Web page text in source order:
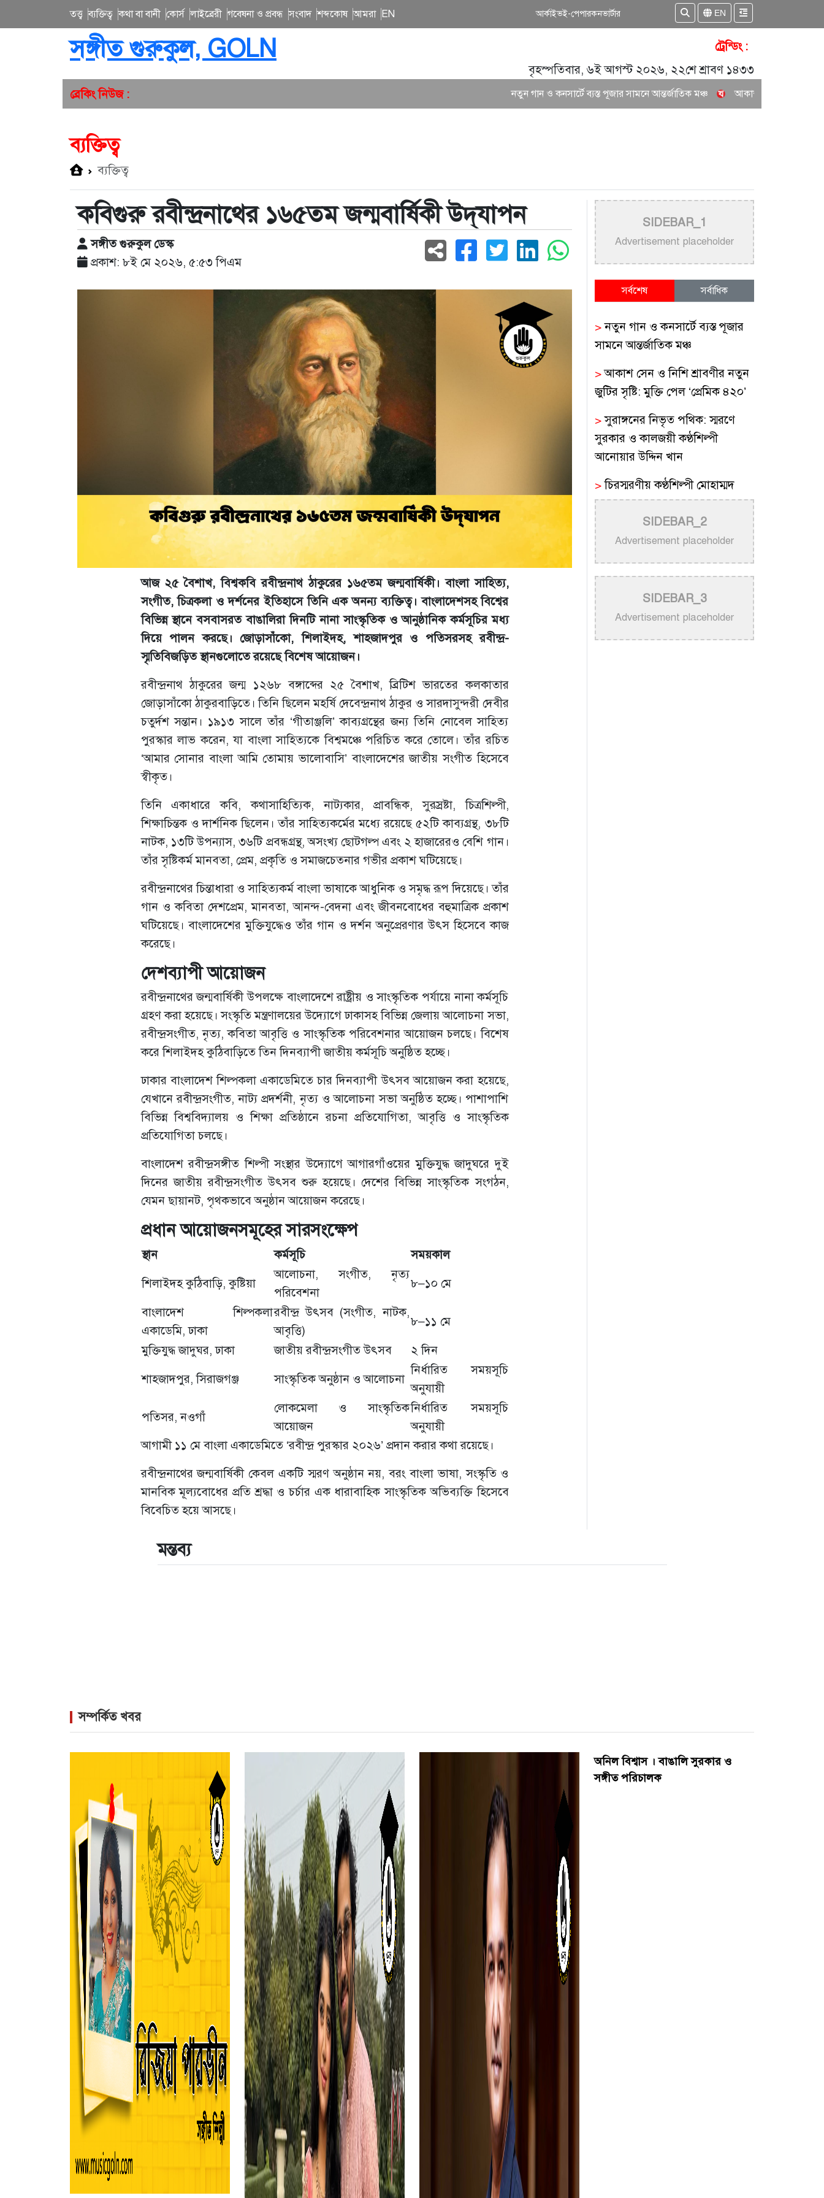
তত্ত্ব ব্যক্তিত্ব কথা বা বানী কোর্স লাইব্রেরী গবেষনা ও প্রবন্ধ সংবাদ শব্দকোষ আমরা EN আর্কাইভই-পেপারকনভার্টার EN
সঙ্গীত গুরুকুল, GOLN
ট্রেন্ডিং :
বৃহস্পতিবার, ৬ই আগস্ট ২০২৬, ২২শে শ্রাবণ ১৪৩৩
ব্রেকিং নিউজ :
নতুন গান ও কনসার্টে ব্যস্ত পূজার সামনে আন্তর্জাতিক মঞ্চ আকাশ সেন ও নিশি শ্রাবণীর নতুন জুটির
ব্যক্তিত্ব
ব্যক্তিত্ব
কবিগুরু রবীন্দ্রনাথের ১৬৫তম জন্মবার্ষিকী উদ্‌যাপন
সঙ্গীত গুরুকুল ডেস্ক
প্রকাশ: ৮ই মে ২০২৬, ৫:৫৩ পিএম
আজ ২৫ বৈশাখ, বিশ্বকবি রবীন্দ্রনাথ ঠাকুরের ১৬৫তম জন্মবার্ষিকী। বাংলা সাহিত্য,
সংগীত, চিত্রকলা ও দর্শনের ইতিহাসে তিনি এক অনন্য ব্যক্তিত্ব। বাংলাদেশসহ বিশ্বের
বিভিন্ন স্থানে বসবাসরত বাঙালিরা দিনটি নানা সাংস্কৃতিক ও আনুষ্ঠানিক কর্মসূচির মধ্য
দিয়ে পালন করছে। জোড়াসাঁকো, শিলাইদহ, শাহজাদপুর ও পতিসরসহ রবীন্দ্র-
স্মৃতিবিজড়িত স্থানগুলোতে রয়েছে বিশেষ আয়োজন।
রবীন্দ্রনাথ ঠাকুরের জন্ম ১২৬৮ বঙ্গাব্দের ২৫ বৈশাখ, ব্রিটিশ ভারতের কলকাতার
জোড়াসাঁকো ঠাকুরবাড়িতে। তিনি ছিলেন মহর্ষি দেবেন্দ্রনাথ ঠাকুর ও সারদাসুন্দরী দেবীর
চতুর্দশ সন্তান। ১৯১৩ সালে তাঁর ‘গীতাঞ্জলি’ কাব্যগ্রন্থের জন্য তিনি নোবেল সাহিত্য
পুরস্কার লাভ করেন, যা বাংলা সাহিত্যকে বিশ্বমঞ্চে পরিচিত করে তোলে। তাঁর রচিত
‘আমার সোনার বাংলা আমি তোমায় ভালোবাসি’ বাংলাদেশের জাতীয় সংগীত হিসেবে
স্বীকৃত।
তিনি একাধারে কবি, কথাসাহিত্যিক, নাট্যকার, প্রাবন্ধিক, সুরস্রষ্টা, চিত্রশিল্পী,
শিক্ষাচিন্তক ও দার্শনিক ছিলেন। তাঁর সাহিত্যকর্মের মধ্যে রয়েছে ৫২টি কাব্যগ্রন্থ, ৩৮টি
নাটক, ১৩টি উপন্যাস, ৩৬টি প্রবন্ধগ্রন্থ, অসংখ্য ছোটগল্প এবং ২ হাজারেরও বেশি গান।
তাঁর সৃষ্টিকর্ম মানবতা, প্রেম, প্রকৃতি ও সমাজচেতনার গভীর প্রকাশ ঘটিয়েছে।
রবীন্দ্রনাথের চিন্তাধারা ও সাহিত্যকর্ম বাংলা ভাষাকে আধুনিক ও সমৃদ্ধ রূপ দিয়েছে। তাঁর
গান ও কবিতা দেশপ্রেম, মানবতা, আনন্দ-বেদনা এবং জীবনবোধের বহুমাত্রিক প্রকাশ
ঘটিয়েছে। বাংলাদেশের মুক্তিযুদ্ধেও তাঁর গান ও দর্শন অনুপ্রেরণার উৎস হিসেবে কাজ
করেছে।
দেশব্যাপী আয়োজন
রবীন্দ্রনাথের জন্মবার্ষিকী উপলক্ষে বাংলাদেশে রাষ্ট্রীয় ও সাংস্কৃতিক পর্যায়ে নানা কর্মসূচি
গ্রহণ করা হয়েছে। সংস্কৃতি মন্ত্রণালয়ের উদ্যোগে ঢাকাসহ বিভিন্ন জেলায় আলোচনা সভা,
রবীন্দ্রসংগীত, নৃত্য, কবিতা আবৃত্তি ও সাংস্কৃতিক পরিবেশনার আয়োজন চলছে। বিশেষ
করে শিলাইদহ কুঠিবাড়িতে তিন দিনব্যাপী জাতীয় কর্মসূচি অনুষ্ঠিত হচ্ছে।
ঢাকার বাংলাদেশ শিল্পকলা একাডেমিতে চার দিনব্যাপী উৎসব আয়োজন করা হয়েছে,
যেখানে রবীন্দ্রসংগীত, নাট্য প্রদর্শনী, নৃত্য ও আলোচনা সভা অনুষ্ঠিত হচ্ছে। পাশাপাশি
বিভিন্ন বিশ্ববিদ্যালয় ও শিক্ষা প্রতিষ্ঠানে রচনা প্রতিযোগিতা, আবৃত্তি ও সাংস্কৃতিক
প্রতিযোগিতা চলছে।
বাংলাদেশ রবীন্দ্রসঙ্গীত শিল্পী সংস্থার উদ্যোগে আগারগাঁওয়ের মুক্তিযুদ্ধ জাদুঘরে দুই
দিনের জাতীয় রবীন্দ্রসংগীত উৎসব শুরু হয়েছে। দেশের বিভিন্ন সাংস্কৃতিক সংগঠন,
যেমন ছায়ানট, পৃথকভাবে অনুষ্ঠান আয়োজন করেছে।
প্রধান আয়োজনসমূহের সারসংক্ষেপ
স্থান কর্মসূচি সময়কাল
শিলাইদহ কুঠিবাড়ি, কুষ্টিয়া
আলোচনা, সংগীত, নৃত্য
পরিবেশনা
৮–১০ মে
বাংলাদেশ শিল্পকলা
একাডেমি, ঢাকা
রবীন্দ্র উৎসব (সংগীত, নাটক,
আবৃত্তি)
৮–১১ মে
মুক্তিযুদ্ধ জাদুঘর, ঢাকা জাতীয় রবীন্দ্রসংগীত উৎসব ২ দিন
শাহজাদপুর, সিরাজগঞ্জ সাংস্কৃতিক অনুষ্ঠান ও আলোচনা
নির্ধারিত সময়সূচি
অনুযায়ী
পতিসর, নওগাঁ
লোকমেলা ও সাংস্কৃতিক
আয়োজন
নির্ধারিত সময়সূচি
অনুযায়ী
আগামী ১১ মে বাংলা একাডেমিতে ‘রবীন্দ্র পুরস্কার ২০২৬’ প্রদান করার কথা রয়েছে।
রবীন্দ্রনাথের জন্মবার্ষিকী কেবল একটি স্মরণ অনুষ্ঠান নয়, বরং বাংলা ভাষা, সংস্কৃতি ও
মানবিক মূল্যবোধের প্রতি শ্রদ্ধা ও চর্চার এক ধারাবাহিক সাংস্কৃতিক অভিব্যক্তি হিসেবে
বিবেচিত হয়ে আসছে।
SIDEBAR_1
Advertisement placeholder
সর্বশেষ সর্বাধিক
>নতুন গান ও কনসার্টে ব্যস্ত পূজার
সামনে আন্তর্জাতিক মঞ্চ
>আকাশ সেন ও নিশি শ্রাবণীর নতুন
জুটির সৃষ্টি: মুক্তি পেল ‘প্রেমিক ৪২০’
>সুরাঙ্গনের নিভৃত পথিক: স্মরণে
সুরকার ও কালজয়ী কণ্ঠশিল্পী
আনোয়ার উদ্দিন খান
>চিরস্মরণীয় কণ্ঠশিল্পী মোহাম্মদ
রফির জীবন ও সুরের যাত্রা
>
ট্রাম্প প্রশাসনের সামরিক ভিডিওতে
নিজের গান ব্যবহার নিয়ে ক্ষুব্ধ কেটি
পেরি
>
নতুন করে ভাইরাল ‘আজ কেন মন
উদাসী হয়ে’ গানের পেছনের গল্প
>নয় মাসের ছেলেকে মঞ্চে এনে
SIDEBAR_2
Advertisement placeholder
SIDEBAR_3
Advertisement placeholder
মন্তব্য
সম্পর্কিত খবর
অনিল বিশ্বাস । বাঙালি সুরকার ও
সঙ্গীত পরিচালক